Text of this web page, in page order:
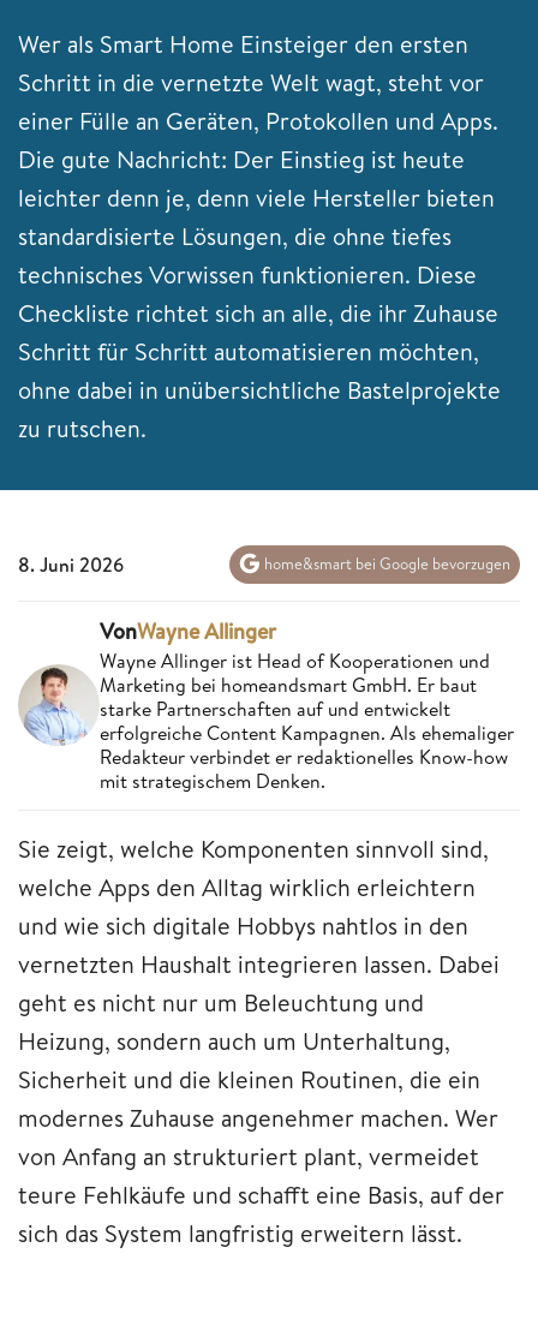
Wer als Smart Home Einsteiger den ersten
Schritt in die vernetzte Welt wagt, steht vor
einer Fülle an Geräten, Protokollen und Apps.
Die gute Nachricht: Der Einstieg ist heute
leichter denn je, denn viele Hersteller bieten
standardisierte Lösungen, die ohne tiefes
technisches Vorwissen funktionieren. Diese
Checkliste richtet sich an alle, die ihr Zuhause
Schritt für Schritt automatisieren möchten,
ohne dabei in unübersichtliche Bastelprojekte
zu rutschen.
8. Juni 2026 home&smart bei Google bevorzugen
VonWayne Allinger
Wayne Allinger ist Head of Kooperationen und
Marketing bei homeandsmart GmbH. Er baut
starke Partnerschaften auf und entwickelt
erfolgreiche Content Kampagnen. Als ehemaliger
Redakteur verbindet er redaktionelles Know-how
mit strategischem Denken.
Sie zeigt, welche Komponenten sinnvoll sind,
welche Apps den Alltag wirklich erleichtern
und wie sich digitale Hobbys nahtlos in den
vernetzten Haushalt integrieren lassen. Dabei
geht es nicht nur um Beleuchtung und
Heizung, sondern auch um Unterhaltung,
Sicherheit und die kleinen Routinen, die ein
modernes Zuhause angenehmer machen. Wer
von Anfang an strukturiert plant, vermeidet
teure Fehlkäufe und schafft eine Basis, auf der
sich das System langfristig erweitern lässt.